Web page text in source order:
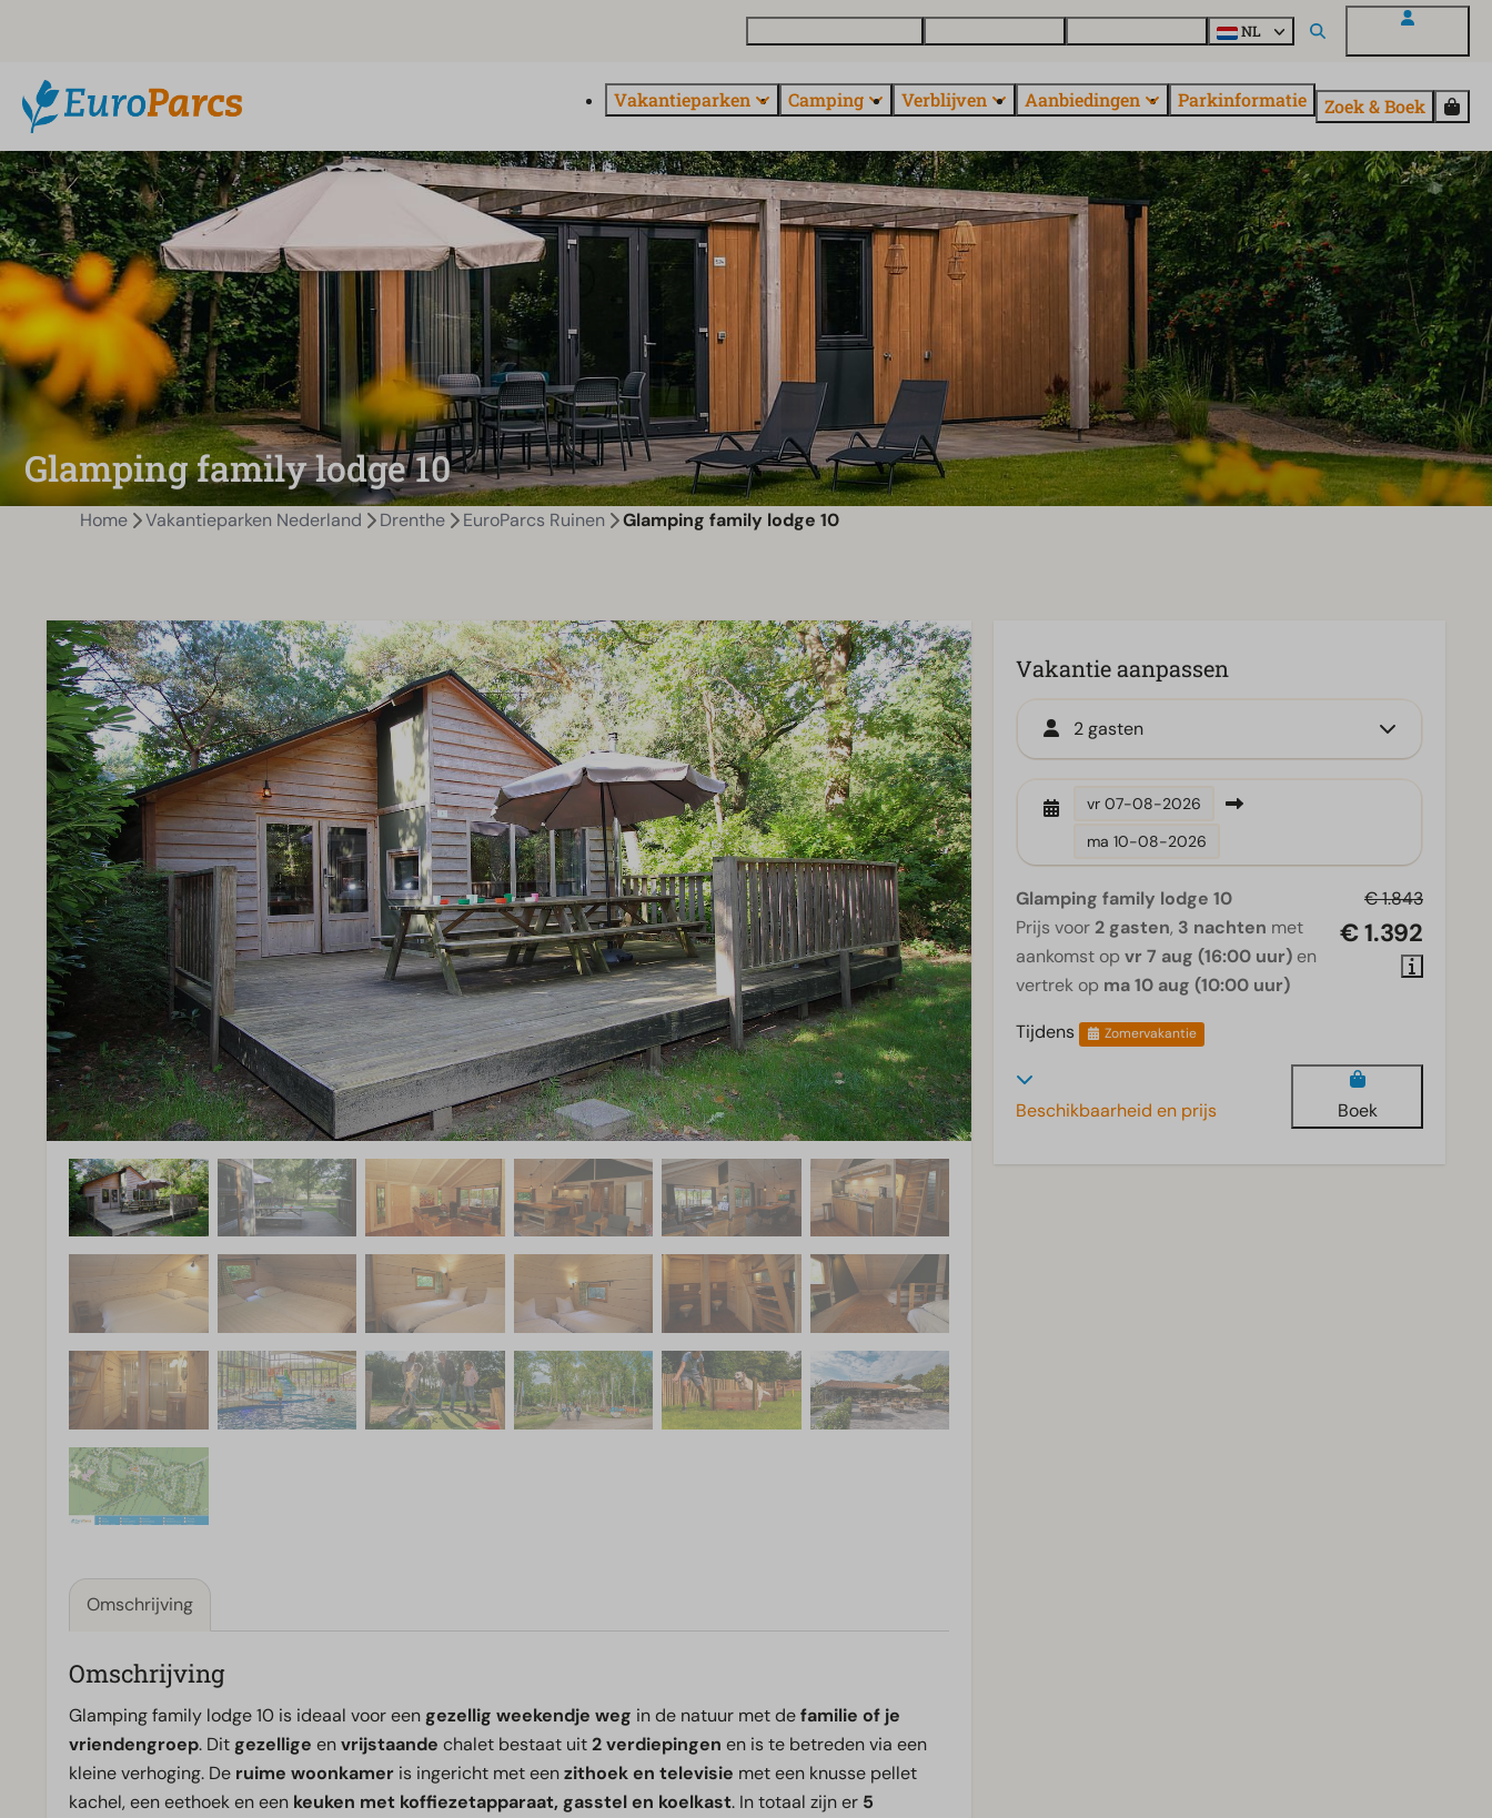
NL
Vakantieparken Camping Verblijven Aanbiedingen Parkinformatie Zoek & Boek
Glamping family lodge 10
Home Vakantieparken Nederland Drenthe EuroParcs Ruinen Glamping family lodge 10
Omschrijving
Omschrijving
Glamping family lodge 10 is ideaal voor een gezellig weekendje weg in de natuur met defamilie of je
vriendengroep. Dit gezellige envrijstaande chalet bestaat uit2 verdiepingen en is te betreden via een
kleine verhoging. De ruime woonkamer is ingericht met eenzithoek en televisie met een knusse pellet
kachel, een eethoek en een keuken met koffiezetapparaat, gasstel en koelkast. In totaal zijn er 5
Vakantie aanpassen
2 gasten
vr 07-08-2026
ma 10-08-2026
€ 1.843
€ 1.392
Glamping family lodge 10
Prijs voor 2 gasten, 3 nachten met
aankomst opvr 7 aug (16:00 uur) en
vertrek op ma 10 aug (10:00 uur)
Tijdens
Zomervakantie
Beschikbaarheid en prijs Boek